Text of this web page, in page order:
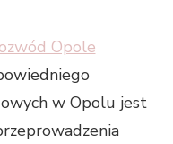
Opole
w Opolu jest